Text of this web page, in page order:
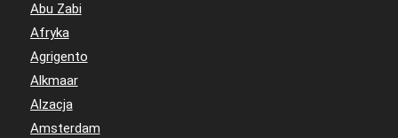
Abu Zabi
Afryka
Agrigento
Alkmaar
Alzacja
Amsterdam